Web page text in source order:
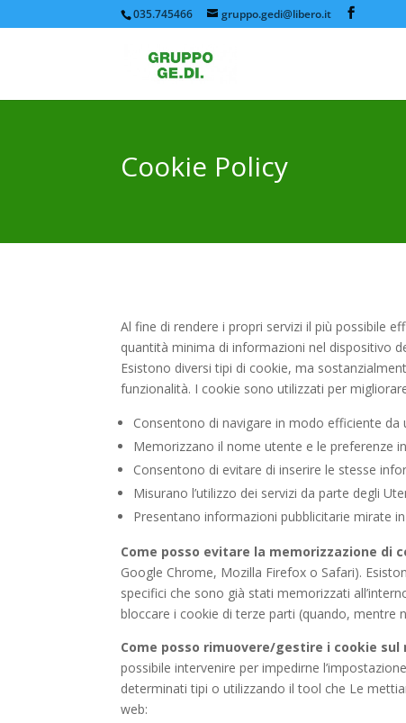
035.745466 gruppo.gedi@libero.it
Cookie Policy
Al fine di rendere i propri servizi il più possibile
quantità minima di informazioni nel dispositivo
Esistono diversi tipi di cookie, ma
funzionalità. I cookie sono utilizzati per
Consentono di navigare in modo efficiente da
Memorizzano il nome utente e le preferenze
Consentono di evitare di inserire le stesse
Misurano l’utilizzo dei servizi da parte degli
Presentano informazioni pubblicitarie mirate
Come posso evitare la memorizzazione di
Google Chrome, Mozilla Firefox o Safari).
specifici che sono già stati memorizzati
bloccare i cookie di terze parti (quando,
Come posso rimuovere/gestire i cookie sul
possibile intervenire per impedirne
determinati tipi o utilizzando il tool che Le
web: